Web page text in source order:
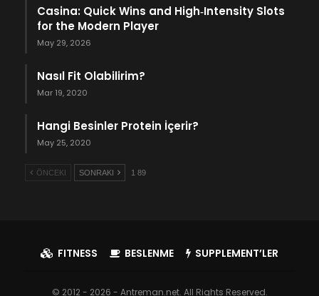
Casina: Quick Wins and High‑Intensity Slots
for the Modern Player
May 29, 2026
Nasıl Fit Olabilirim?
Mar 19, 2020
Hangi Besinler Protein İçerir?
May 25, 2020
ÖNCEKI SONRAKI 1 89
FITNESS BESLENME SUPPLEMENT’LER
© 2012 - 2026 - Antreman.net. All Rights Reserved.